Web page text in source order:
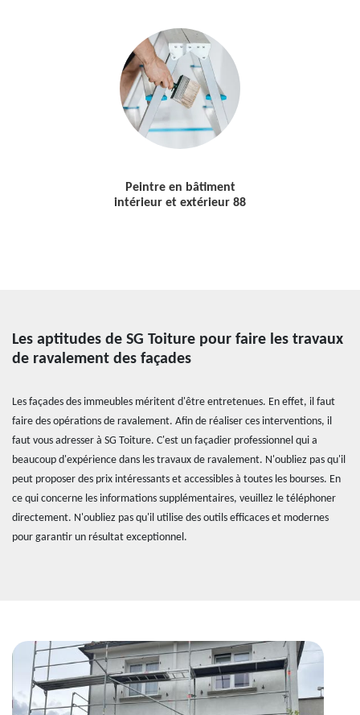
Peintre en bâtiment
intérieur et extérieur 88
Les aptitudes de SG Toiture pour faire les travaux
de ravalement des façades
Les façades des immeubles méritent d'être entretenues. En effet, il faut
faire des opérations de ravalement. Afin de réaliser ces interventions, il
faut vous adresser à SG Toiture. C'est un façadier professionnel qui a
beaucoup d'expérience dans les travaux de ravalement. N'oubliez pas qu'il
peut proposer des prix intéressants et accessibles à toutes les bourses. En
ce qui concerne les informations supplémentaires, veuillez le téléphoner
directement. N'oubliez pas qu'il utilise des outils efficaces et modernes
pour garantir un résultat exceptionnel.